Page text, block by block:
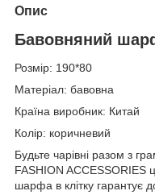
Опис
Бавовняний
Розмір: 190*80
Матеріал: бавовна
Країна виробник: Китай
Колір: коричневий
Будьте чарівні разом з
FASHION ACCESSORIES
шарфа в клітку гарантує